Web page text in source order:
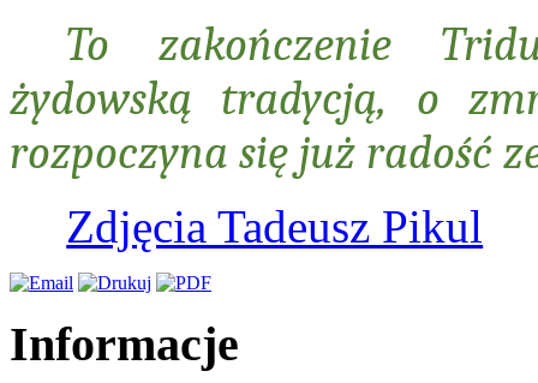
To zakończenie
żydowską tradycją, o
rozpoczyna się już radość
Zdjęcia Tadeusz Pikul
Informacje